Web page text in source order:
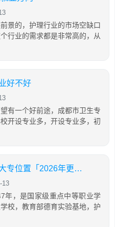
景的，护理行业的市场空缺口
行业的需求都是非常高的，从
好不好
有一个好前途，成都市卫生专
开设专业多，开设专业多，初
成都市铁路卫生学校五年制大专位置「2026年更新」
13
年，是国家级重点中等职业学
校，教育部德育实验基地，护